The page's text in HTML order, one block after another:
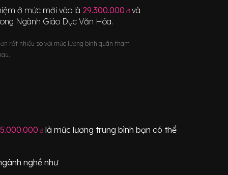
ở mức mới vào là 29.300.000 đ và
Ngành Giáo Dục Văn Hóa.
rất nhiều so với mức lương bình quân tham
đlà mức lương trung bình bạn có thể
nghề như